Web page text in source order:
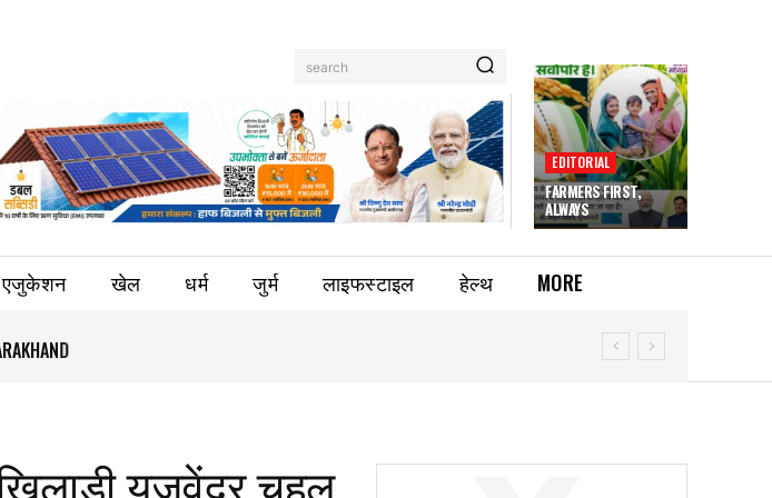
search
EDITORIAL
FARMERS FIRST,
ALWAYS
एजुकेशन खेल धर्म जुर्म लाइफस्टाइल हेल्थ MORE
यजुवेंद्र चहल